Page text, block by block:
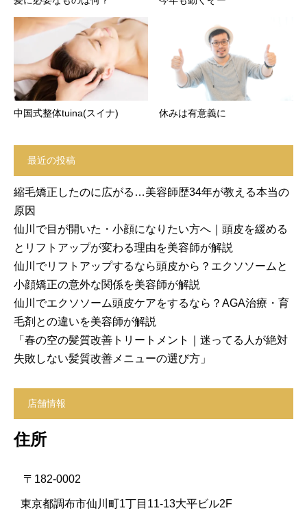
中国式整体tuina(スイナ) 休みは有意義に
最近の投稿
縮毛矯正したのに広がる…美容師歴34年が教える本当の
原因
仙川で目が開いた・小顔になりたい方へ｜頭皮を緩める
とリフトアップが変わる理由を美容師が解説
仙川でリフトアップするなら頭皮から？エクソソームと
小顔矯正の意外な関係を美容師が解説
仙川でエクソソーム頭皮ケアをするなら？AGA治療・育
毛剤との違いを美容師が解説
「春の空の髪質改善トリートメント｜迷ってる人が絶対
失敗しない髪質改善メニューの選び方」
店舗情報
住所
〒182-0002
東京都調布市仙川町1丁目11-13大平ビル2F